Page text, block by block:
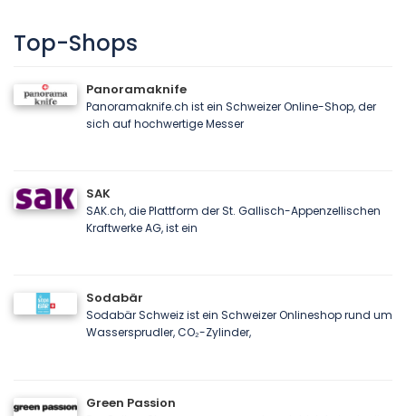
Top-Shops
Panoramaknife
Panoramaknife.ch ist ein Schweizer Online-Shop, der
sich auf hochwertige Messer
SAK
SAK.ch, die Plattform der St. Gallisch-Appenzellischen
Kraftwerke AG, ist ein
Sodabär
Sodabär Schweiz ist ein Schweizer Onlineshop rund um
Wassersprudler, CO₂-Zylinder,
Green Passion